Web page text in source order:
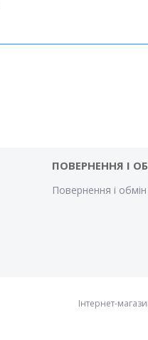
ПОВЕРНЕННЯ І
Повернення і обмін